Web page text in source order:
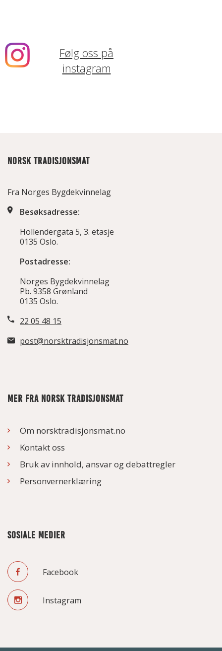
Følg oss på
instagram
NORSK TRADISJONSMAT
Fra Norges Bygdekvinnelag
Besøksadresse:
Hollendergata 5, 3. etasje
0135 Oslo.
Postadresse:
Norges Bygdekvinnelag
Pb. 9358 Grønland
0135 Oslo.
22 05 48 15
post@norsktradisjonsmat.no
MER FRA NORSK TRADISJONSMAT
Om norsktradisjonsmat.no
Kontakt oss
Bruk av innhold, ansvar og debattregler
Personvernerklæring
SOSIALE MEDIER
Facebook
Instagram